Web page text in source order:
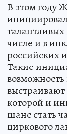
В этом году
числе и в
российских
Такие
которой и
шанс стать
циркового